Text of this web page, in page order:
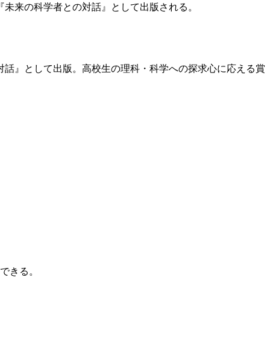
来の科学者との対話』として出版される。
』として出版。高校生の理科・科学への探求心に応える賞
きる。